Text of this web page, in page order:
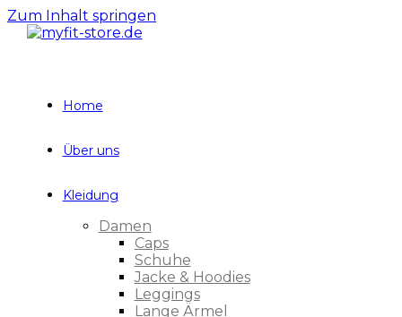
Zum Inhalt springen
Home
Über uns
Kleidung
Damen
Caps
Schuhe
Jacke & Hoodies
Leggings
Lange Ärmel